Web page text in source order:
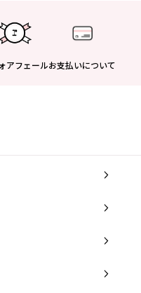
アフェールお支払いについて